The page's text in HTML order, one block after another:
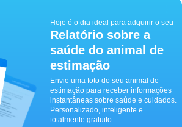
Hoje é o dia ideal para adquirir o seu
Relatório sobre a
saúde do animal de
estimação
Envie uma foto do seu animal de
estimação para receber informações
instantâneas sobre saúde e cuidados.
Personalizado, inteligente e
totalmente gratuito.